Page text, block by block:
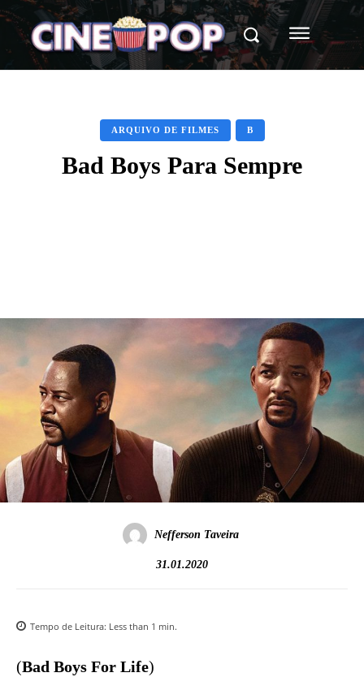
ARQUIVO DE FILMES B
Bad Boys Para Sempre
Nefferson Taveira
31.01.2020
Tempo de Leitura: Less than 1 min.
(Bad Boys For Life)